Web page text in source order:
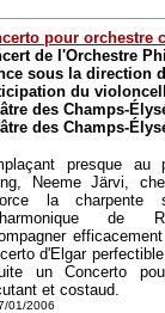
pour orchestre
de l'Orchestre
sous la direction
du
des Champs-
des Champs-
presque au
Neeme Järvi,
la charpente
de
d'Elgar
un Concerto
et costaud.
01/2006